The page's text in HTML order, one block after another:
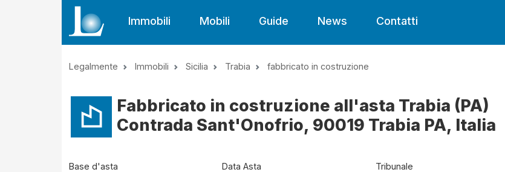
Immobili Mobili Guide News Contatti
Legalmente Immobili Sicilia Trabia fabbricato in costruzione
Fabbricato in costruzione all'asta Trabia (PA)
Contrada Sant'Onofrio, 90019 Trabia PA, Italia
Base d'asta
Data Asta
Tribunale